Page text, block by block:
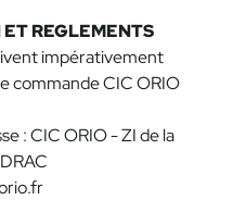
REGLEMENTS
impérativement
commande CIC ORIO
: CIC ORIO - ZI de la